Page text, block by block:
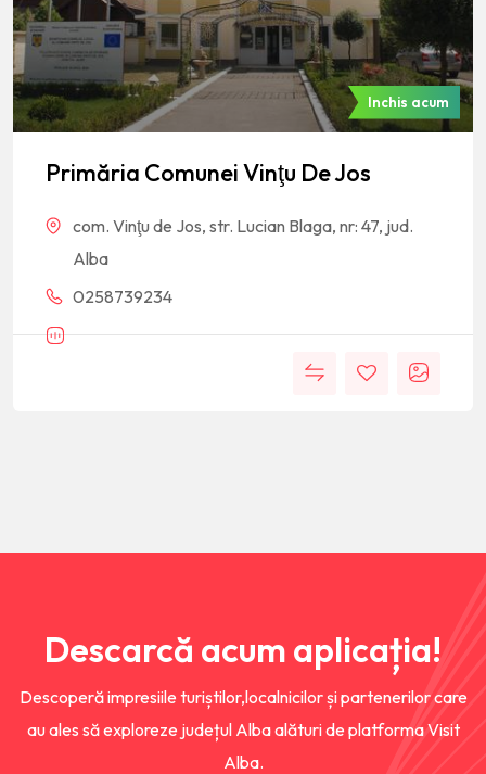
Inchis acum
Primăria Comunei Vinţu De Jos
com. Vinţu de Jos, str. Lucian Blaga, nr: 47, jud.
Alba
0258739234
Descarcă acum aplicația!
Descoperă impresiile turiștilor,localnicilor și partenerilor care
au ales să exploreze județul Alba alături de platforma Visit
Alba.